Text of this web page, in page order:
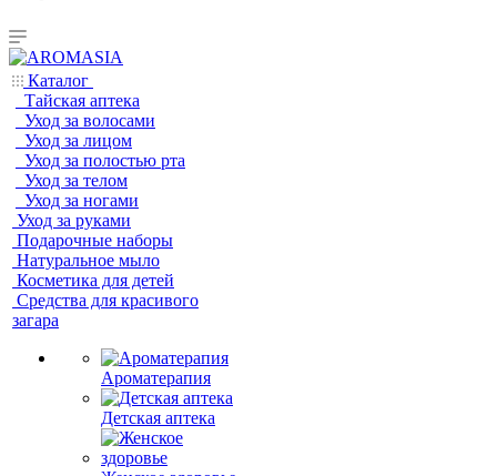
Каталог
Тайская аптека
Уход за волосами
Уход за лицом
Уход за полостью рта
Уход за телом
Уход за ногами
Уход за руками
Подарочные наборы
Натуральное мыло
Косметика для детей
Средства для красивого
загара
Ароматерапия
Детская аптека